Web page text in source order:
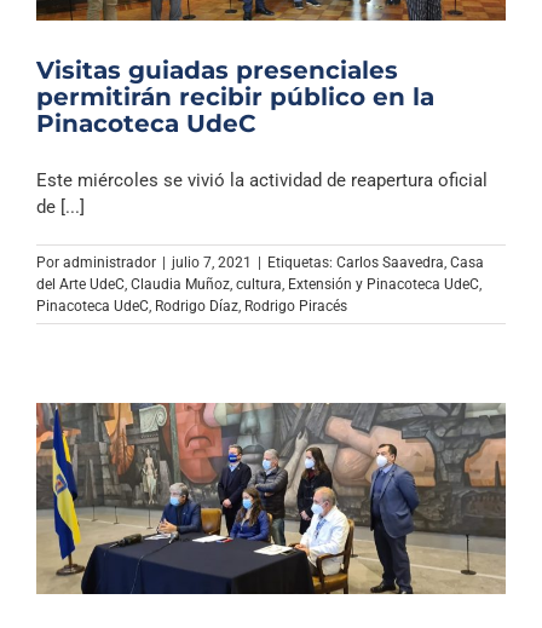
Visitas guiadas presenciales
permitirán recibir público en la
Pinacoteca UdeC
Este miércoles se vivió la actividad de reapertura oficial
de [...]
Por administrador julio 7, 2021 Etiquetas: Carlos Saavedra, Casa
del Arte UdeC, Claudia Muñoz, cultura, Extensión y Pinacoteca UdeC,
Pinacoteca UdeC, Rodrigo Díaz, Rodrigo Piracés